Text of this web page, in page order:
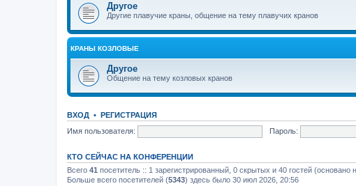
Другое
Другие плавучие краны, общение на тему плавучих кранов
КРАНЫ КОЗЛОВЫЕ
Другое
Общение на тему козловых кранов
ВХОД • РЕГИСТРАЦИЯ
Имя пользователя:
Пароль:
КТО СЕЙЧАС НА КОНФЕРЕНЦИИ
Всего 41 посетитель :: 1 зарегистрированный, 0 скрытых и 40 гостей (основано
Больше всего посетителей (5343) здесь было 30 июл 2026, 20:56